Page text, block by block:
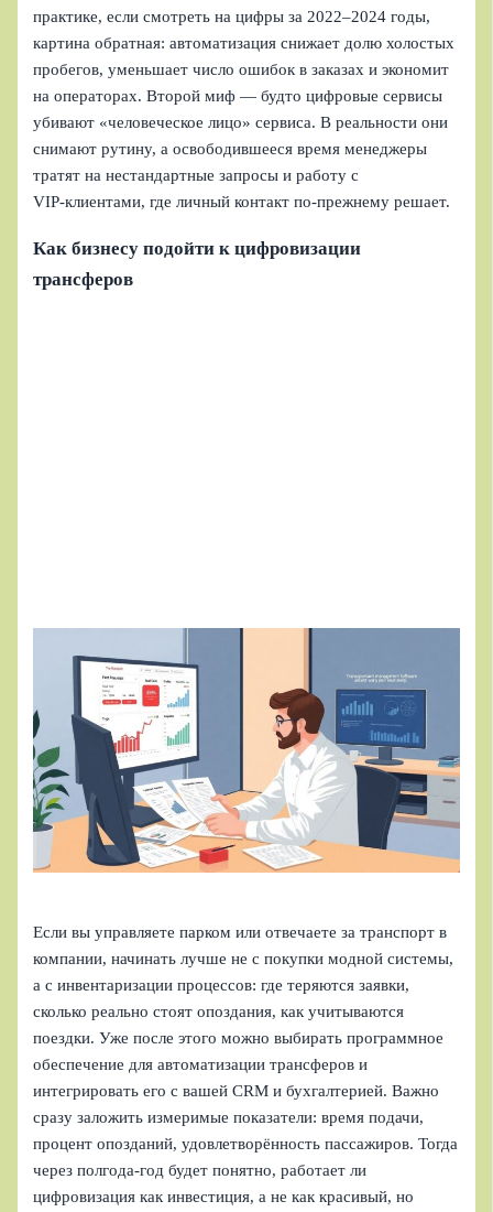
практике, если смотреть на цифры за 2022–2024 годы,
картина обратная: автоматизация снижает долю холостых
пробегов, уменьшает число ошибок в заказах и экономит
на операторах. Второй миф — будто цифровые сервисы
убивают «человеческое лицо» сервиса. В реальности они
снимают рутину, а освободившееся время менеджеры
тратят на нестандартные запросы и работу с
VIP‑клиентами, где личный контакт по‑прежнему решает.
Как бизнесу подойти к цифровизации
трансферов
Если вы управляете парком или отвечаете за транспорт в
компании, начинать лучше не с покупки модной системы,
а с инвентаризации процессов: где теряются заявки,
сколько реально стоят опоздания, как учитываются
поездки. Уже после этого можно выбирать программное
обеспечение для автоматизации трансферов и
интегрировать его с вашей CRM и бухгалтерией. Важно
сразу заложить измеримые показатели: время подачи,
процент опозданий, удовлетворённость пассажиров. Тогда
через полгода‑год будет понятно, работает ли
цифровизация как инвестиция, а не как красивый, но